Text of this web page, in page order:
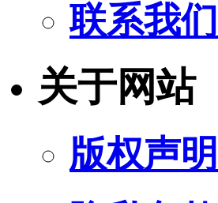
联系我们
关于网站
版权声明